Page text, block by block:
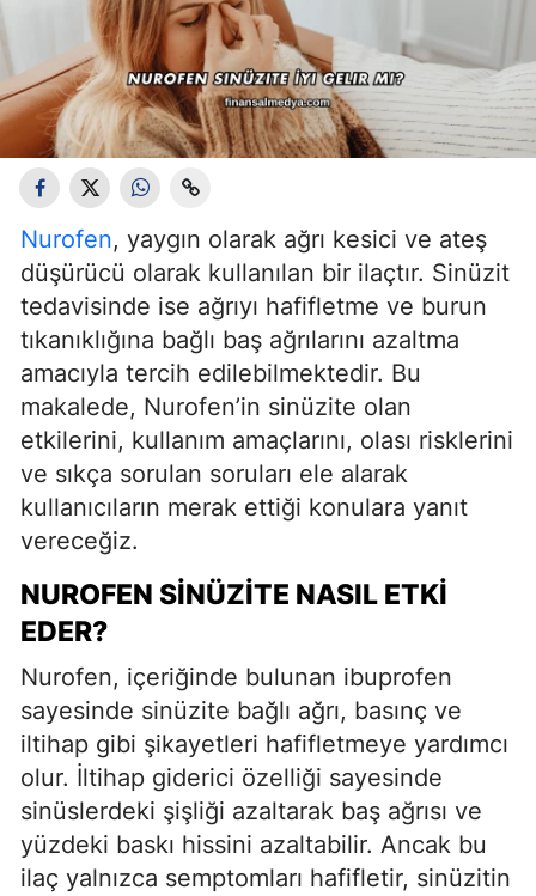
Nurofen, yaygın olarak ağrı kesici ve ateş
düşürücü olarak kullanılan bir ilaçtır. Sinüzit
tedavisinde ise ağrıyı hafifletme ve burun
tıkanıklığına bağlı baş ağrılarını azaltma
amacıyla tercih edilebilmektedir. Bu
makalede, Nurofen’in sinüzite olan
etkilerini, kullanım amaçlarını, olası risklerini
ve sıkça sorulan soruları ele alarak
kullanıcıların merak ettiği konulara yanıt
vereceğiz.
NUROFEN SINÜZITE NASIL ETKI
EDER?
Nurofen, içeriğinde bulunan ibuprofen
sayesinde sinüzite bağlı ağrı, basınç ve
iltihap gibi şikayetleri hafifletmeye yardımcı
olur. İltihap giderici özelliği sayesinde
sinüslerdeki şişliği azaltarak baş ağrısı ve
yüzdeki baskı hissini azaltabilir. Ancak bu
ilaç yalnızca semptomları hafifletir, sinüzitin